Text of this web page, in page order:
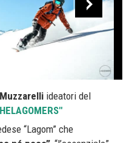
ideatori del
“Lagom” che